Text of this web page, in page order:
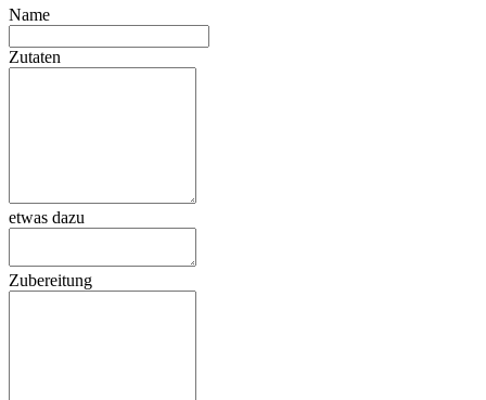
Name
Zutaten
etwas dazu
Zubereitung